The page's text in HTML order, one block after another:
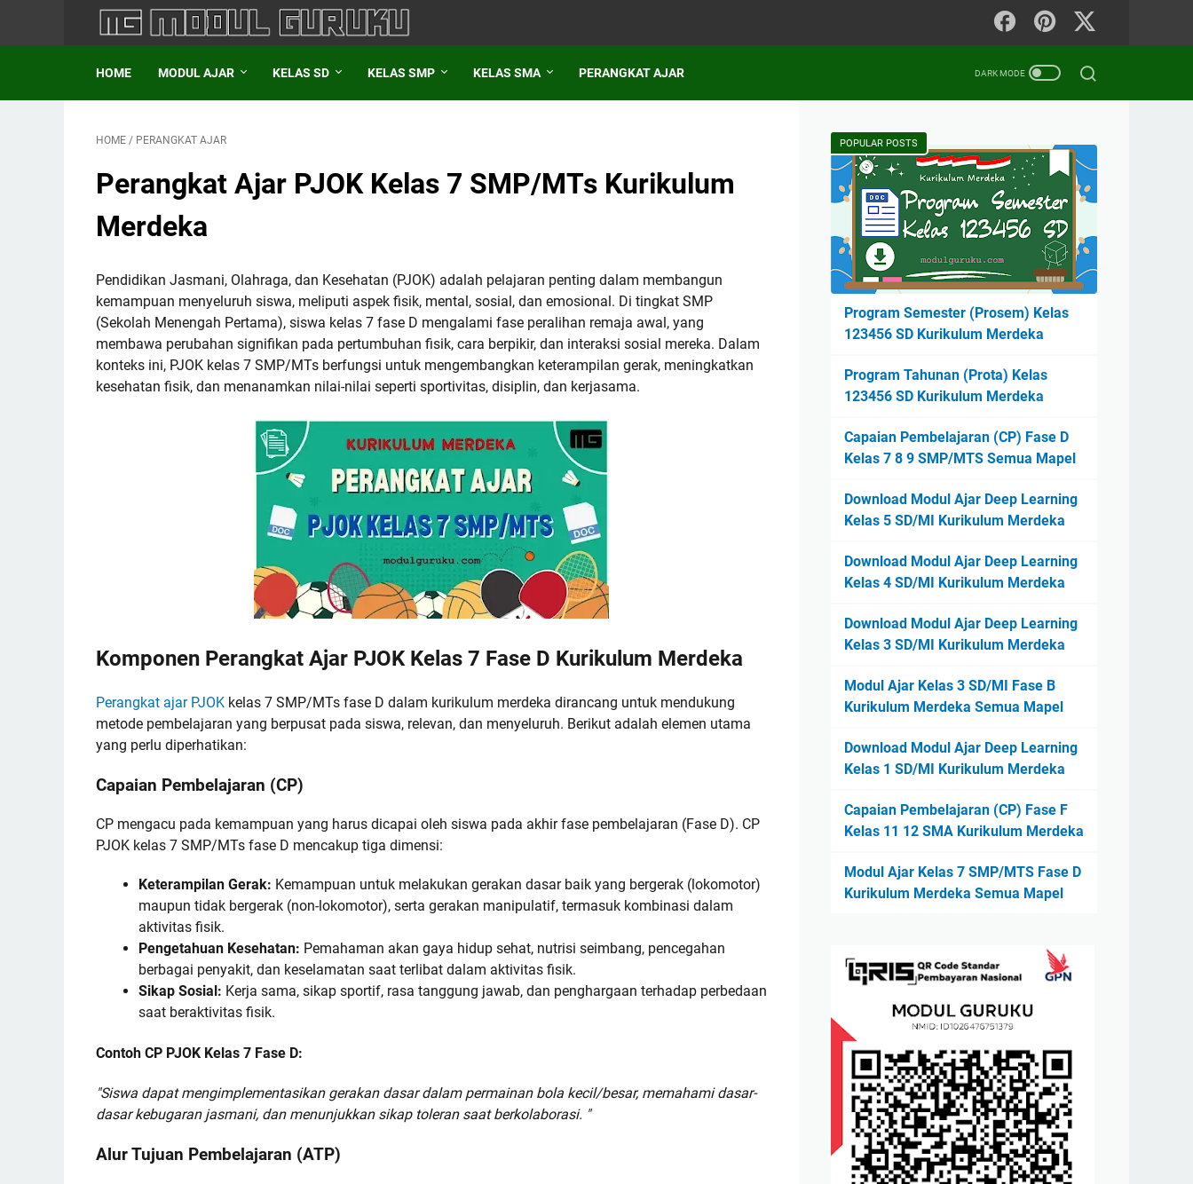
HOME MODUL AJAR KELAS SD KELAS SMP KELAS SMA PERANGKAT AJAR
HOME / PERANGKAT AJAR
Perangkat Ajar PJOK Kelas 7 SMP/MTs Kurikulum
Merdeka
Pendidikan Jasmani, Olahraga, dan Kesehatan (PJOK) adalah pelajaran penting dalam membangun
kemampuan menyeluruh siswa, meliputi aspek fisik, mental, sosial, dan emosional. Di tingkat SMP
(Sekolah Menengah Pertama), siswa kelas 7 fase D mengalami fase peralihan remaja awal, yang
membawa perubahan signifikan pada pertumbuhan fisik, cara berpikir, dan interaksi sosial mereka. Dalam
konteks ini, PJOK kelas 7 SMP/MTs berfungsi untuk mengembangkan keterampilan gerak, meningkatkan
kesehatan fisik, dan menanamkan nilai-nilai seperti sportivitas, disiplin, dan kerjasama.
Komponen Perangkat Ajar PJOK Kelas 7 Fase D Kurikulum Merdeka
Perangkat ajar PJOK kelas 7 SMP/MTs fase D dalam kurikulum merdeka dirancang untuk mendukung
metode pembelajaran yang berpusat pada siswa, relevan, dan menyeluruh. Berikut adalah elemen utama
yang perlu diperhatikan:
Capaian Pembelajaran (CP)
CP mengacu pada kemampuan yang harus dicapai oleh siswa pada akhir fase pembelajaran (Fase D). CP
PJOK kelas 7 SMP/MTs fase D mencakup tiga dimensi:
Keterampilan Gerak: Kemampuan untuk melakukan gerakan dasar baik yang bergerak (lokomotor)
maupun tidak bergerak (non-lokomotor), serta gerakan manipulatif, termasuk kombinasi dalam
aktivitas fisik.
Pengetahuan Kesehatan: Pemahaman akan gaya hidup sehat, nutrisi seimbang, pencegahan
berbagai penyakit, dan keselamatan saat terlibat dalam aktivitas fisik.
Sikap Sosial: Kerja sama, sikap sportif, rasa tanggung jawab, dan penghargaan terhadap perbedaan
saat beraktivitas fisik.
Contoh CP PJOK Kelas 7 Fase D:
"Siswa dapat mengimplementasikan gerakan dasar dalam permainan bola kecil/besar, memahami dasar-
dasar kebugaran jasmani, dan menunjukkan sikap toleran saat berkolaborasi. "
Alur Tujuan Pembelajaran (ATP)
POPULAR POSTS
Program Semester (Prosem) Kelas
123456 SD Kurikulum Merdeka
Program Tahunan (Prota) Kelas
123456 SD Kurikulum Merdeka
Capaian Pembelajaran (CP) Fase D
Kelas 7 8 9 SMP/MTS Semua Mapel
Download Modul Ajar Deep Learning
Kelas 5 SD/MI Kurikulum Merdeka
Download Modul Ajar Deep Learning
Kelas 4 SD/MI Kurikulum Merdeka
Download Modul Ajar Deep Learning
Kelas 3 SD/MI Kurikulum Merdeka
Modul Ajar Kelas 3 SD/MI Fase B
Kurikulum Merdeka Semua Mapel
Download Modul Ajar Deep Learning
Kelas 1 SD/MI Kurikulum Merdeka
Capaian Pembelajaran (CP) Fase F
Kelas 11 12 SMA Kurikulum Merdeka
Modul Ajar Kelas 7 SMP/MTS Fase D
Kurikulum Merdeka Semua Mapel